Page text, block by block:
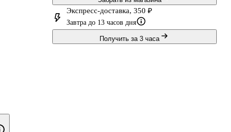
Экспресс-доставка, 350 ₽
Завтра до 13 часов дня
Получить за 3 часа